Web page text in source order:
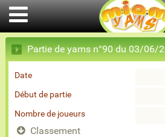
Partie de yams n°90 du 03/06/
Date
Début de partie
Nombre de joueurs
Classement